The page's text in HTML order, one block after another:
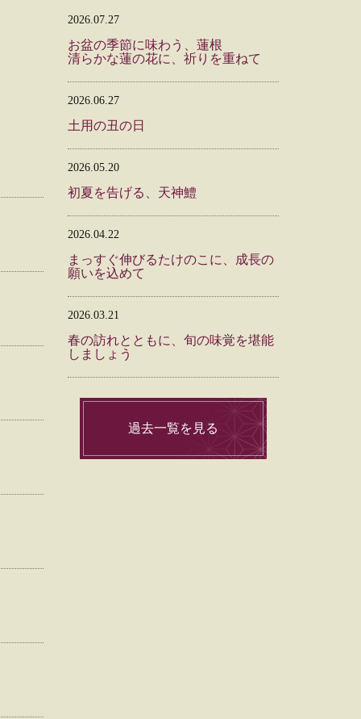
2026.07.27
お盆の季節に味わう、蓮根
清らかな蓮の花に、祈りを重ねて
2026.06.27
土用の丑の日
2026.05.20
初夏を告げる、天神鱧
2026.04.22
まっすぐ伸びるたけのこに、成長の
願いを込めて
2026.03.21
春の訪れとともに、旬の味覚を堪能
しましょう
過去一覧を見る